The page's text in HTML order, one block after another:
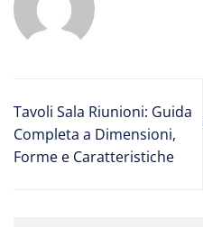
Tavoli Sala Riunioni: Guida
Completa a Dimensioni,
Forme e Caratteristiche